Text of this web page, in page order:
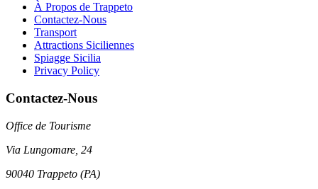
À Propos de Trappeto
Contactez-Nous
Transport
Attractions Siciliennes
Spiagge Sicilia
Privacy Policy
Contactez-Nous
Office de Tourisme
Via Lungomare, 24
90040 Trappeto (PA)